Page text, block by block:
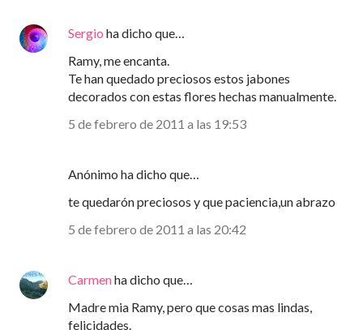
Sergio ha dicho que…
Ramy, me encanta.
Te han quedado preciosos estos jabones
decorados con estas flores hechas manualmente.
5 de febrero de 2011 a las 19:53
Anónimo ha dicho que…
te quedarón preciosos y que paciencia,un abrazo
5 de febrero de 2011 a las 20:42
Carmenha dicho que…
Madre mia Ramy, pero que cosas mas lindas,
felicidades.